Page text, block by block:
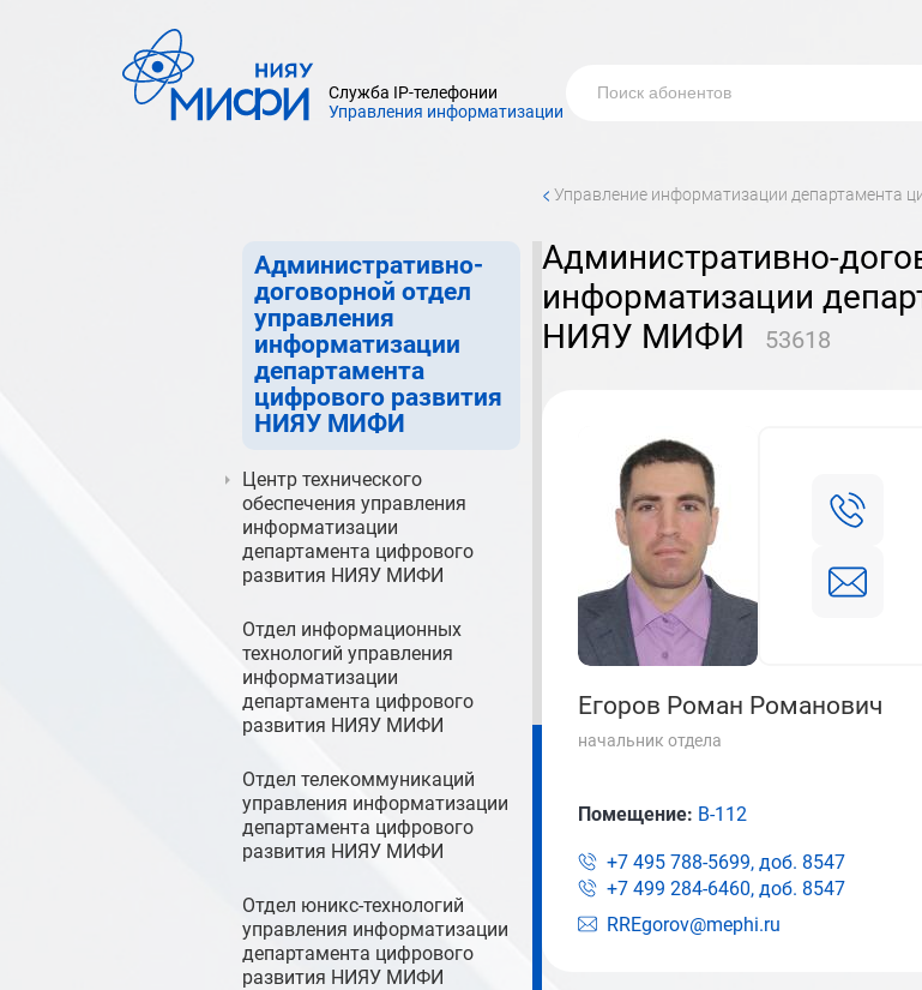
Служба IP-телефонии
Управления информатизации
Управление
информатизации
Административно-
договорной отдел
управления
информатизации
департамента
цифрового развития
НИЯУ МИФИ
Центр технического
обеспечения управления
информатизации
департамента цифрового
развития НИЯУ МИФИ
Отдел информационных
технологий управления
информатизации
департамента цифрового
развития НИЯУ МИФИ
Отдел телекоммуникаций
управления информатизации
департамента цифрового
развития НИЯУ МИФИ
Отдел юникс-технологий
управления информатизации
департамента цифрового
развития НИЯУ МИФИ
< управление информатизации
административно-договорной отдел управления
информатизации
НИЯУ МИФИ
53618
Егоров Роман Романович
начальник отдела
RREgorov@mephi.ru
Помещение: В-112
+7 495 788-5699, доб. 8547
+7 499 284-6460, доб. 8547